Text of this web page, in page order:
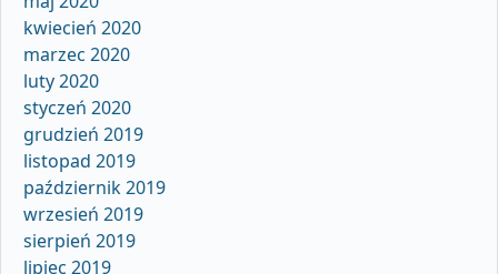
kwiecień 2020
marzec 2020
luty 2020
styczeń 2020
grudzień 2019
listopad 2019
październik 2019
wrzesień 2019
sierpień 2019
lipiec 2019